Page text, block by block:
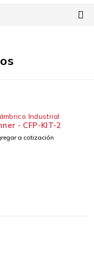
Industrial
- CFP-KIT-2
a cotización